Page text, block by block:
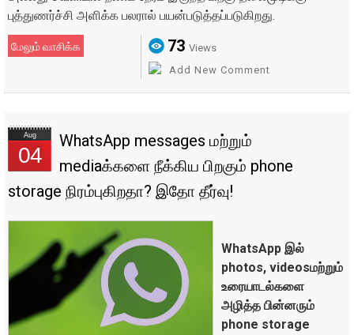
புத்துணர்ச்சி அளிக்க பலரால் பயன்படுத்தப்படுகிறது.
மேலும் வாசிக்க 73 Views
Add New Comment
Aug
04
WhatsApp messages மற்றும்
mediaக்களை நீக்கிய பிறகும் phone
storage நிரம்புகிறதா? இதோ தீர்வு!
WhatsApp இல்
photos, videosமற்றும்
உரையாடல்களை
அழித்த பின்னரும்
phone storage